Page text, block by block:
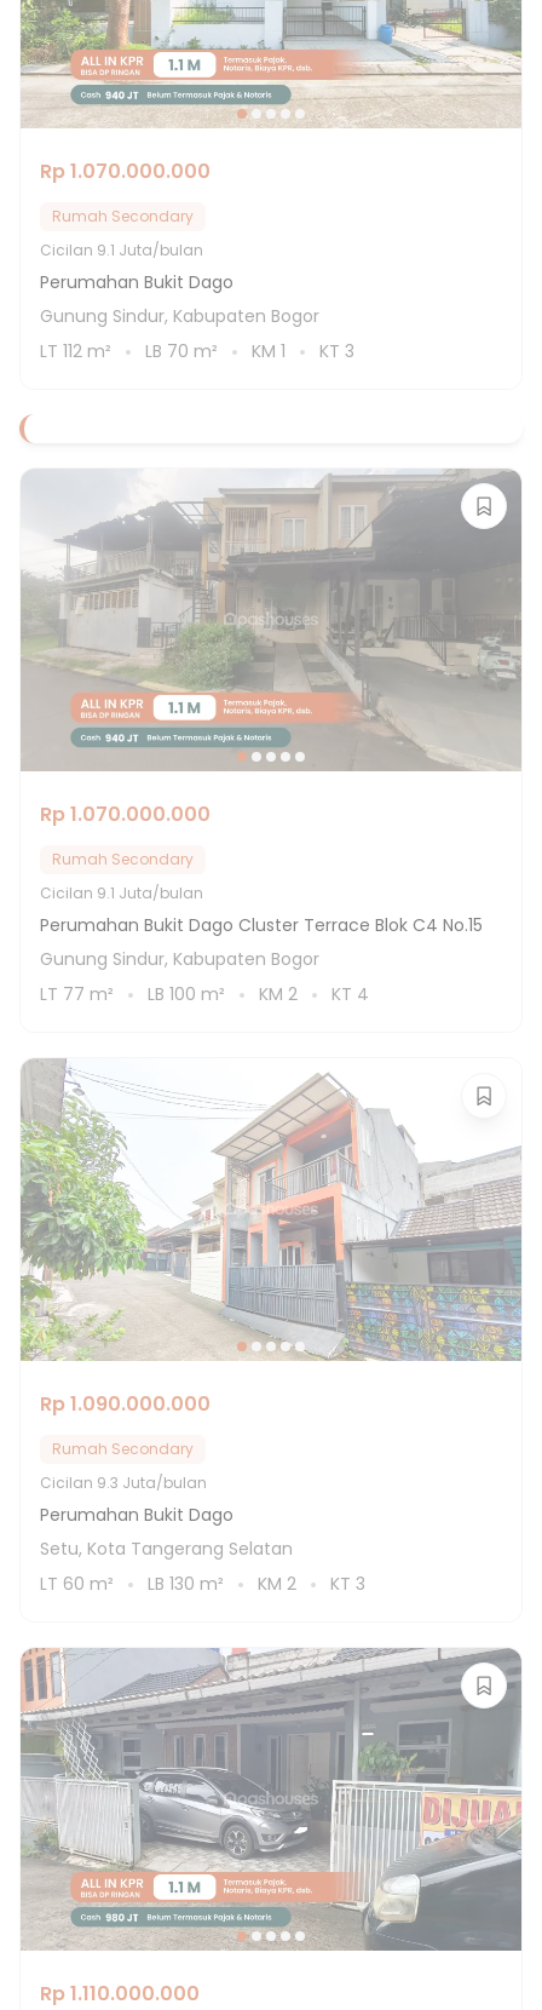
Rp 1.070.000.000
Rumah Secondary
Cicilan 9.1 Juta/bulan
Perumahan Bukit Dago
Gunung Sindur, Kabupaten Bogor
LT 112 m² LB 70 m² KM 1 KT 3
Rp 1.070.000.000
Rumah Secondary
Cicilan 9.1 Juta/bulan
Perumahan Bukit Dago Cluster Terrace Blok C4 No.15
Gunung Sindur, Kabupaten Bogor
LT 77 m² LB 100 m² KM 2 KT 4
Rp 1.090.000.000
Rumah Secondary
Cicilan 9.3 Juta/bulan
Perumahan Bukit Dago
Setu, Kota Tangerang Selatan
LT 60 m² LB 130 m² KM 2 KT 3
Rp 1.110.000.000